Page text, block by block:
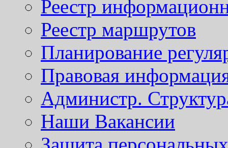
Реестр
Реестр маршрутов
Планирование
Правовая
Администр.
Наши Вакансии